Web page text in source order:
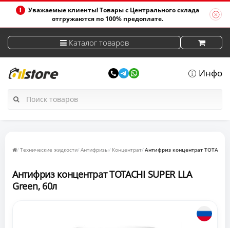
Уважаемые клиенты! Товары с Центрального склада
отгружаются по 100% предоплате.
Каталог товаров
Инфо
Технические жидкости Антифризы Концентрат Антифриз концентрат TOTACHI
Антифриз концентрат TOTACHI SUPER LLA
Green, 60л